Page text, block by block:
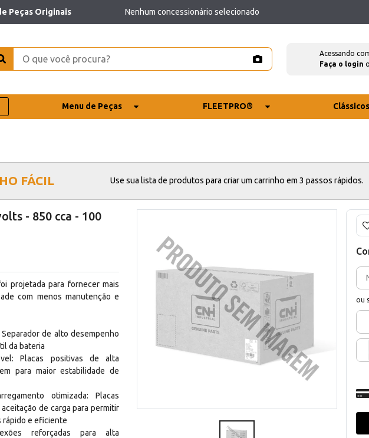
Peças Originais Nenhum concessionário selecionado
Acessando
Faça o login
Menu de Peças FLEETPRO®
FÁCIL Use sua lista de produtos para criar um carrinho em 3 passos rápidos.
- 850 cca - 100
projetada para fornecer mais
com menos manutenção e
de alto desempenho
da bateria
Placas positivas de alta
para maior estabilidade de
otimizada: Placas
de carga para permitir
rápido e eficiente
reforçadas para alta
ou